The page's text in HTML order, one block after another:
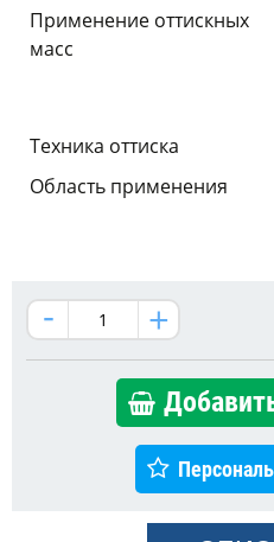
Применение оттискных
масс
Техника оттиска
Область применения